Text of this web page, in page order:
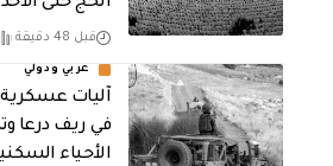
قبل 48 دقيقة
عربي ودولي
آليات عسكرية
في ريف درعا
الأحياء